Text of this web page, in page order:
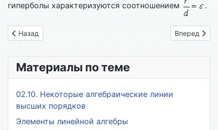
гиперболы характеризуются соотношением
.
Предыдущий: 28. Эллипс
Назад Следующий:
Вперед
Материалы по теме
02.10. Некоторые алгебраические линии
высших порядков
Элементы линейной алгебры